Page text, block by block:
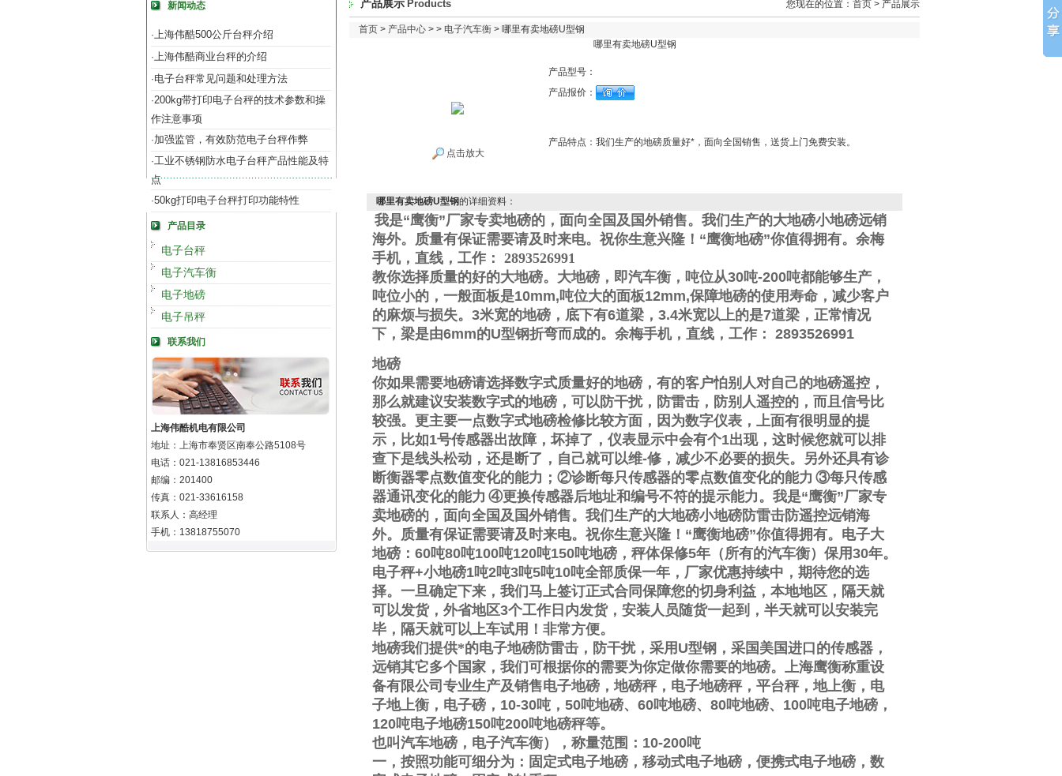
新闻动态
·上海伟酷500公斤台秤介绍
·上海伟酷商业台秤的介绍
·电子台秤常见问题和处理方法
·200kg带打印电子台秤的技术参数和操
作注意事项
·加强监管，有效防范电子台秤作弊
·工业不锈钢防水电子台秤产品性能及特
点
·50kg打印电子台秤打印功能特性
产品目录
电子台秤
电子汽车衡
电子地磅
电子吊秤
联系我们
上海伟酷机电有限公司
地址：上海市奉贤区南奉公路5108号
电话：021-13816853446
邮编：201400
传真：021-33616158
联系人：高经理
手机：13818755070
产品展示 Products 您现在的位置： 首页 > 产品展示
首页 > 产品中心 > > 电子汽车衡 > 哪里有卖地磅U型钢
哪里有卖地磅U型钢
点击放大
产品型号：
产品报价：
产品特点： 我们生产的地磅质量好*，面向全国销售，送货上门免费安装。
哪里有卖地磅U型钢的详细资料：
我是“鹰衡”厂家专卖地磅的，面向全国及国外销售。我们生产的大地磅小地磅远销
海外。质量有保证需要请及时来电。祝你生意兴隆！“鹰衡地磅”你值得拥有。 余梅
手机，直线 ，工作 ： 2893526991
教你选择质量的好的大地磅。大地磅，即汽车衡，吨位从30吨-200吨都能够生产，
吨位小的，一般面板是10mm,吨位大的面板12mm,保障地磅的使用寿命，减少客户
的麻烦与损失。 3米宽的地磅，底下有6道梁， 3.4米宽以上的是7道梁，正常情况
下，梁是由6mm的U型钢折弯而成的。 余梅手机，直线 ，工作 ： 2893526991
地磅
你如果需要地磅请选择数字式质量好的地磅，有的客户怕别人对自己的地磅遥控，
那么就建议安装数字式的地磅，可以防干扰，防雷击，防别人遥控的，而且信号比
较强。更主要一点数字式地磅检修比较方面，因为数字仪表，上面有很明显的提
示，比如1号传感器出故障，坏掉了，仪表显示中会有个1出现，这时候您就可以排
查下是线头松动，还是断了，自己就可以维-修，减少不必要的损失。另外还具有诊
断衡器零点数值变化的能力； ②诊断每只传感器的零点数值变化的能力 ③每只传感
器通讯变化的能力 ④更换传感器后地址和编号不符的提示能力。我是“鹰衡”厂家专
卖地磅的，面向全国及国外销售。我们生产的大地磅小地磅防雷击防遥控远销海
外。质量有保证需要请及时来电。祝你生意兴隆！ “鹰衡地磅”你值得拥有。电子大
地磅： 60吨80吨100吨120吨150吨地磅，秤体保修5年（所有的汽车衡）保用30年。
电子秤+小地磅1吨2吨3吨5吨10吨全部质保一年，厂家优惠持续中，期待您的选
择。一旦确定下来，我们马上签订正式合同保障您的切身利益，本地地区，隔天就
可以发货，外省地区3个工作日内发货，安装人员随货一起到，半天就可以安装完
毕，隔天就可以上车试用！非常方便。
地磅我们提供*的电子地磅防雷击，防干扰，采用 U型钢，采国美国进口的传感器，
远销其它多个国家，我们可根据你的需要为你定做你需要的地磅。上海鹰衡称重设
备有限公司专业生产及销售电子地磅，地磅秤，电子地磅秤，平台秤，地上衡，电
子地上衡，电子磅， 10-30吨， 50吨地磅、 60吨地磅、 80吨地磅、 100吨电子地磅，
120吨电子地磅150吨200吨地磅秤等。
也叫汽车地磅，电子汽车衡），称量范围： 10-200吨
一，按照功能可细分为：固定式电子地磅，移动式电子地磅，便携式电子地磅，数